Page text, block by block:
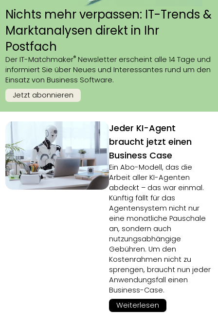
Nichts mehr verpassen: IT-Trends &
Marktanalysen direkt in Ihr
Postfach
Der IT-Matchmaker® Newsletter erscheint alle 14 Tage und
informiert Sie über Neues und Interessantes rund um den
Einsatz von Business Software.
Jetzt abonnieren
Jeder KI-Agent
braucht jetzt einen
Business Case
Ein Abo-Modell, das die
Arbeit aller KI-Agenten
abdeckt – das war einmal.
Künftig fällt für das
Agentensystem nicht nur
eine monatliche Pauschale
an, sondern auch
nutzungsabhängige
Gebühren. Um den
Kostenrahmen nicht zu
sprengen, braucht nun jeder
Anwendungsfall einen
Business-Case.
Weiterlesen